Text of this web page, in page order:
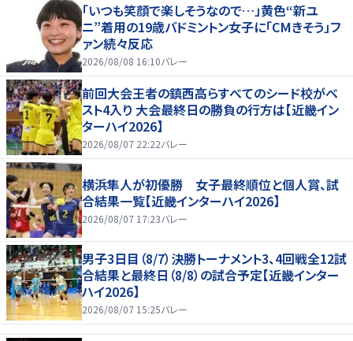
「いつも笑顔で楽しそうなので…」黄色“新ユ
ニ”着用の19歳バドミントン女子に「CMきそう」フ
ァン続々反応
2026/08/08 16:10バレー
前回大会王者の鎮西高らすべてのシード校がベ
スト4入り 大会最終日の勝負の行方は【近畿イン
ターハイ2026】
2026/08/07 22:22バレー
横浜隼人が初優勝 女子最終順位と個人賞、試
合結果一覧【近畿インターハイ2026】
2026/08/07 17:23バレー
男子3日目（8/7）決勝トーナメント3、4回戦全12試
合結果と最終日（8/8）の試合予定【近畿インター
ハイ2026】
2026/08/07 15:25バレー